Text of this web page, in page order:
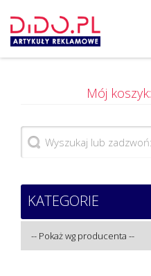
Mój koszyk:
KATEGORIE